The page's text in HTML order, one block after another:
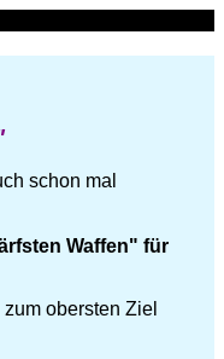
schon mal
Waffen" für
zum obersten Ziel